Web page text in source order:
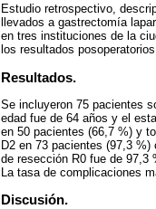
Estudio retrospectivo,
llevados a gastrectomía
en tres instituciones de la
los resultados
Resultados.
Se incluyeron 75 pacientes
edad fue de 64 años y el
en 50 pacientes (66,7 %) y
D2 en 73 pacientes (97,3
de resección R0 fue de 97,3
La tasa de complicaciones
Discusión.